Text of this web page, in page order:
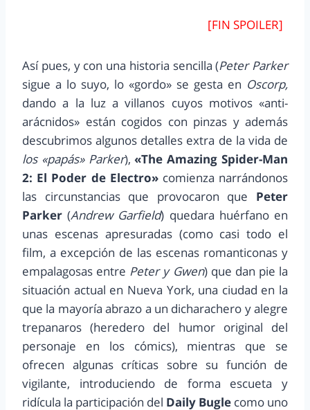
[FIN SPOILER]
Así pues, y con una historia sencilla (Peter Parker
sigue a lo suyo, lo «gordo» se gesta en Oscorp,
dando a la luz a villanos cuyos motivos «anti-
arácnidos» están cogidos con pinzas y además
descubrimos algunos detalles extra de la vida de
los «papás» Parker),«The Amazing Spider-Man
2: El Poder de Electro»comienza narrándonos
las circunstancias que provocaron que Peter
Parker(Andrew Garfield) quedara huérfano en
unas escenas apresuradas (como casi todo el
film, a excepción de las escenas romanticonas y
empalagosas entre Peter y Gwen) que dan pie la
situación actual en Nueva York, una ciudad en la
que la mayoría abrazo a un dicharachero y alegre
trepanaros (heredero del humor original del
personaje en los cómics), mientras que se
ofrecen algunas críticas sobre su función de
vigilante, introduciendo de forma escueta y
ridícula la participación del Daily Bugle como uno